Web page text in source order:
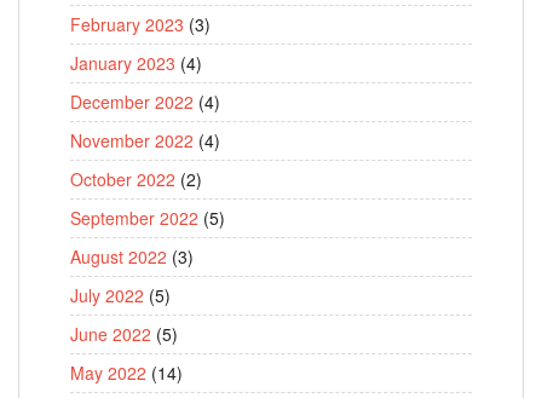
February 2023 (3)
January 2023 (4)
December 2022 (4)
November 2022 (4)
October 2022 (2)
September 2022 (5)
August 2022 (3)
July 2022 (5)
June 2022 (5)
May 2022 (14)